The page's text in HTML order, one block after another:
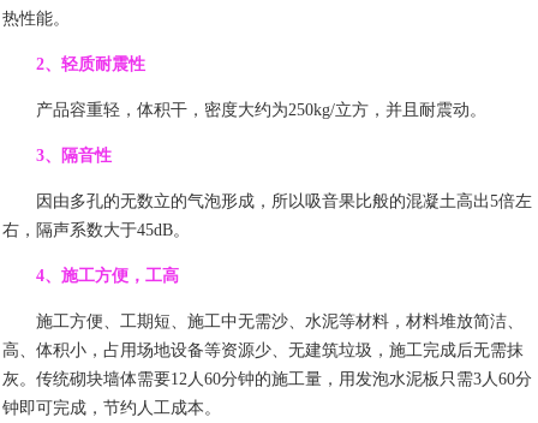
热性能。
2、轻质耐震性
产品容重轻，体积干，密度大约为250kg/立方，并且耐震动。
3、隔音性
因由多孔的无数立的气泡形成，所以吸音果比般的混凝土高出5倍左
右，隔声系数大于45dB。
4、施工方便，工高
施工方便、工期短、施工中无需沙、水泥等材料，材料堆放简洁、
高、体积小，占用场地设备等资源少、无建筑垃圾，施工完成后无需抹
灰。传统砌块墙体需要12人60分钟的施工量，用发泡水泥板只需3人60分
钟即可完成，节约人工成本。